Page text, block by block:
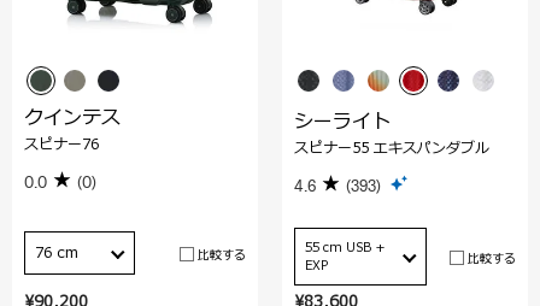
クインテス
スピナー76
0.0 (0)
76 cm 比較する
シーライト
スピナー55 エキスパンダブル
4.6 (393)
55 cm USB +
EXP
比較する